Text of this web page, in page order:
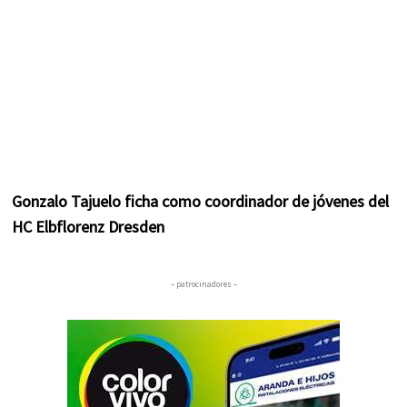
Gonzalo Tajuelo ficha como coordinador de jóvenes del
HC Elbflorenz Dresden
– patrocinadores –